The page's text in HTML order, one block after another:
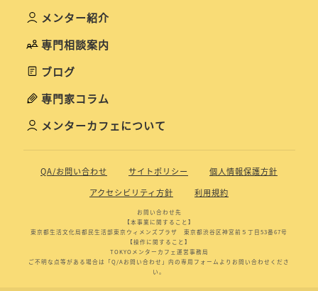
メンター紹介
専門相談案内
ブログ
専門家コラム
メンターカフェについて
QA/お問い合わせ サイトポリシー
個人情報保護方針
アクセシビリティ方針
利用規約
お問い合わせ先
【本事業に関すること】
東京都生活文化局都民生活部東京ウィメンズプラザ 東京都渋谷区神宮前５丁目53番67号
【操作に関すること】
TOKYOメンターカフェ運営事務局
ご不明な点等がある場合は「Q/Aお問い合わせ」内の専用フォームよりお問い合わせくださ
い。